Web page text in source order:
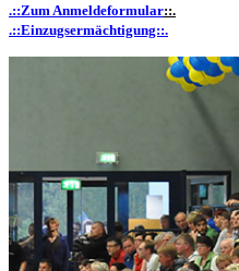
.::Zum Anmeldeformular::.
.::Einzugsermächtigung::.